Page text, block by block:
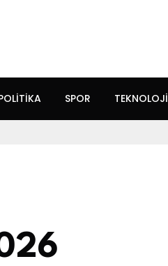
SPOR TEKNOLOJI